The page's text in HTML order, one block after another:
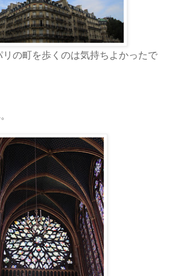
の町を歩くのは気持ちよかったで